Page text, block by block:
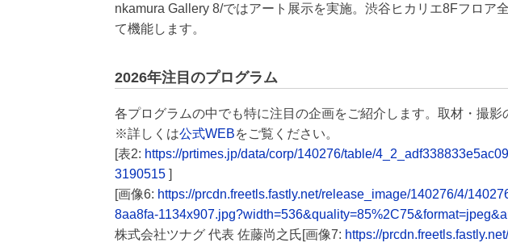
nkamura Gallery 8/ではアート展示を実施。渋谷ヒカリエ8Fフロア
て機能します。
2026年注目のプログラム
各プログラムの中でも特に注目の企画をご紹介します。取材・撮影
※詳しくは公式WEBをご覧ください。
[表2: https://prtimes.jp/data/corp/140276/table/
3190515 ]
[画像6: https://prcdn.freetls.fastly.net/release_image/140276/4/
8aa8fa-
株式会社ツナグ 代表 佐藤尚之氏[画像7: https://